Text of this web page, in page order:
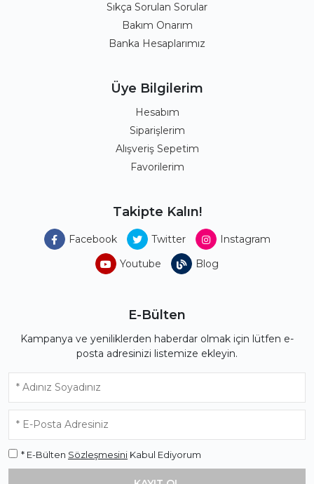
Sıkça Sorulan Sorular
Bakım Onarım
Banka Hesaplarımız
Üye Bilgilerim
Hesabım
Siparişlerim
Alışveriş Sepetim
Favorilerim
Takipte Kalın!
Facebook Twitter
Instagram
Youtube
Blog
E-Bülten
Kampanya ve yeniliklerden haberdar olmak için lütfen e-
posta adresinizi listemize ekleyin.
* E-Bülten Sözleşmesini Kabul Ediyorum